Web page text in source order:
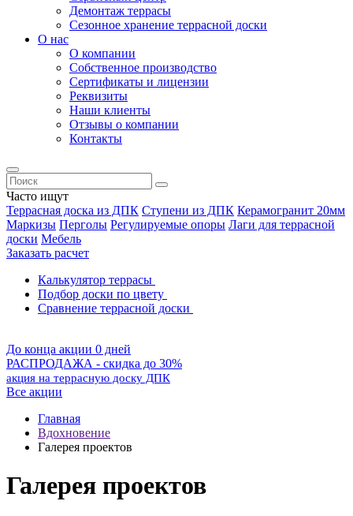
Демонтаж террасы
Сезонное хранение террасной доски
О нас
О компании
Собственное производство
Сертификаты и лицензии
Реквизиты
Наши клиенты
Отзывы о компании
Контакты
Часто ищут
Террасная доска из ДПК Ступени из ДПК Керамогранит 20мм
Маркизы Перголы Регулируемые опоры Лаги для террасной
доски Мебель
Заказать расчет
Калькулятор террасы
Подбор доски по цвету
Сравнение террасной доски
До конца акции 0 дней
РАСПРОДАЖА - скидка до 30%
акция на террасную доску ДПК
Все акции
Главная
Вдохновение
Галерея проектов
Галерея проектов